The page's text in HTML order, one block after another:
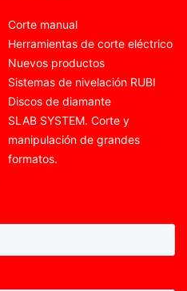
Corte manual
Herramientas de corte eléctrico
Nuevos productos
Sistemas de nivelación RUBI
Discos de diamante
SLAB SYSTEM. Corte y
manipulación de grandes
formatos.